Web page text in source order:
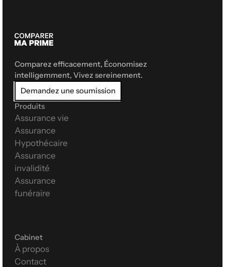
Comparez efficacement, Économisez
intelligemment, Vivez sereinement.
Demandez une soumission
Produits
Assurance vie
Assurance
Hypothécaire
Assurance
invalidité
Assurance
funéraire
Cabinet
À propos
Contact